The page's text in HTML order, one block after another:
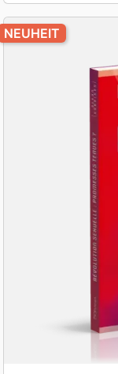
NEUHEIT